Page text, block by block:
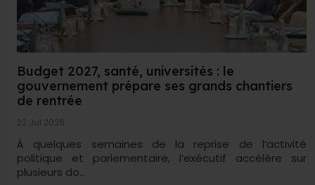
Budget 2027, santé, universités : le
gouvernement prépare ses grands chantiers
de rentrée
22 Jul 2026
À quelques semaines de la reprise de l’activité
politique et parlementaire, l’exécutif accélère sur
plusieurs do...